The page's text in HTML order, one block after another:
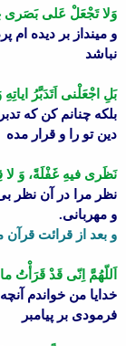
وَلا تَجْعَلْ عَلى بَصَرى
و مینداز بر دیده ام
نباشد
بَلِ اجْعَلْنى اَتَدَبَّرُ
بلکه چنانم کن که
دین تو را و قرار مده
نَظَرى فیهِ غَفْلَةً، وَ لا
نظر مرا در آن نظر
و مهربانى.
و بعد از قرائت قرآن
اَللّهُمَّ اِنّى قَدْ قَرَأْتُ
خدایا من خواندم
فرمودى بر پیامبر